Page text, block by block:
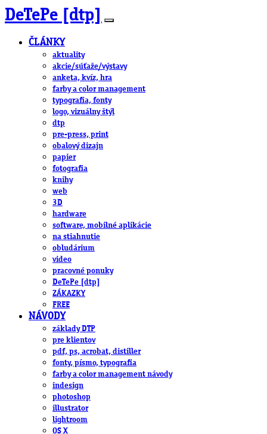
DeTePe [dtp]
ČLÁNKY
aktuality
akcie/súťaže/výstavy
anketa, kvíz, hra
farby a color management
typografia, fonty
logo, vizuálny štýl
dtp
pre-press, print
obalový dizajn
papier
fotografia
knihy
web
3D
hardware
software, mobilné aplikácie
na stiahnutie
obludárium
video
pracovné ponuky
DeTePe [dtp]
ZÁKAZKY
FREE
NÁVODY
základy DTP
pre klientov
pdf, ps, acrobat, distiller
fonty, písmo, typografia
farby a color management návody
indesign
photoshop
illustrator
lightroom
OS X